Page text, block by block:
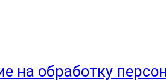
на обработку